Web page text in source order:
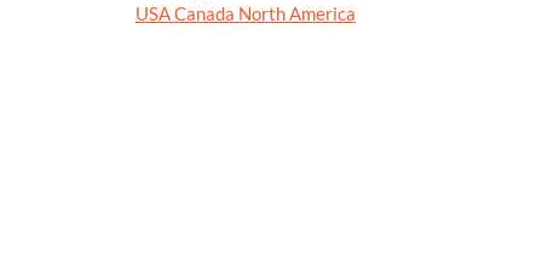
USA Canada North America